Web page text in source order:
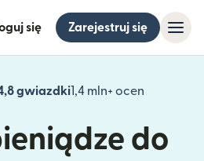
się Zarejestruj się
gwiazdki1,4 mln+ ocen
(otwiera
do